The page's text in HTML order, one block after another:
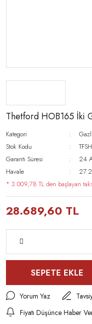
Thetford HOB165 İki
Kategori
Stok Kodu
Garanti Süresi
24
Havale
* 3.009,78 TL den başlayan
28.689,60 TL
SEPETE EKLE
Yorum Yaz
Fiyatı Düşünce Haber